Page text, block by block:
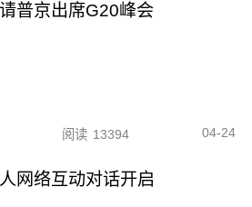
普京出席G20峰会
阅读 13394 04-24
网络互动对话开启